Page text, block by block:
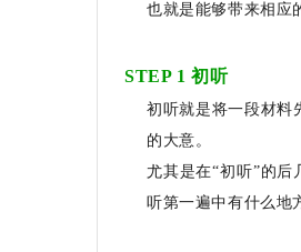
也就是能够带来相应
STEP 1 初听
初听就是将一段材料
的大意。
尤其是在“初听”的
听第一遍中有什么地